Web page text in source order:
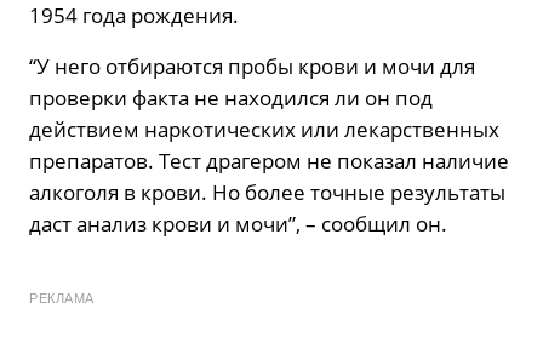
1954 года рождения.
“У него отбираются пробы крови и мочи для
проверки факта не находился ли он под
действием наркотических или лекарственных
препаратов. Тест драгером не показал наличие
алкоголя в крови. Но более точные результаты
даст анализ крови и мочи”, – сообщил он.
РЕКЛАМА